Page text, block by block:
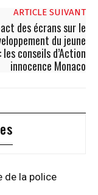
ARTICLE SUIVANT
des écrans sur le
du jeune
conseils d’Action
innocence Monaco
de la police